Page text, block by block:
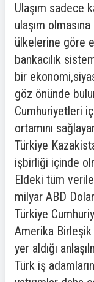
Ulaşım sadece
ulaşım
ülkelerine göre
bankacılık
bir
göz önünde
Cumhuriyetleri
ortamını
Türkiye
işbirliği içinde
Eldeki tüm
milyar ABD
Türkiye
Amerika
yer aldığı
Türk iş